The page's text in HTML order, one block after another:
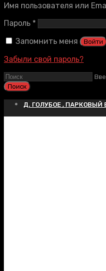
Имя пользователя или
Пароль *Обязательно
Запомнить меня
Войти
Забыли свой пароль?
Д. ГОЛУБОЕ , ПАРКОВЫЙ